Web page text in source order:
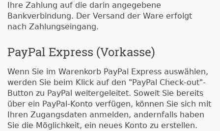
Ihre Zahlung auf die darin angegebene
Bankverbindung. Der Versand der Ware erfolgt
nach Zahlungseingang.
PayPal Express (Vorkasse)
Wenn Sie im Warenkorb PayPal Express auswählen,
werden Sie beim Klick auf den "PayPal Check-out"-
Button zu PayPal weitergeleitet. Soweit Sie bereits
über ein PayPal-Konto verfügen, können Sie sich mit
Ihren Zugangsdaten anmelden, andernfalls haben
Sie die Möglichkeit, ein neues Konto zu erstellen.